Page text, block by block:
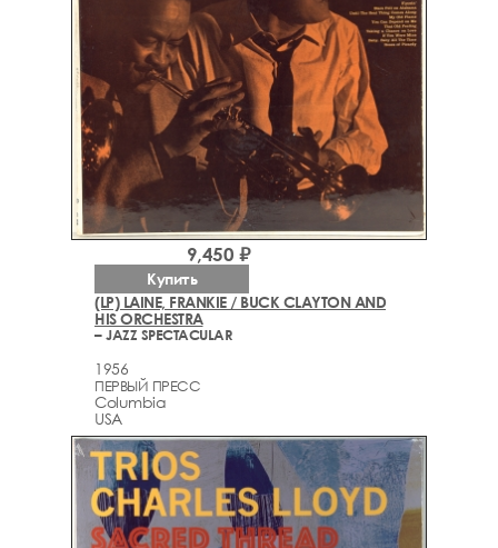
(LP) LAINE, FRANKIE / BUCK CLAYTON AND
HIS ORCHESTRA
– JAZZ SPECTACULAR
1956
ПЕРВЫЙ ПРЕСС
Columbia
USA
9,450 ₽
Купить